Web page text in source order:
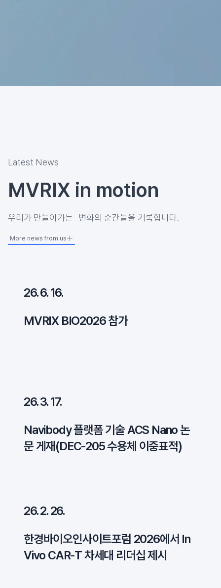
Latest News
MVRIX in motion
우리가 만들어가는 변화의 순간들을 기록합니다.
More news from us
26. 6. 16.
MVRIX BIO2026 참가
26. 3. 17.
Navibody 플랫폼 기술 ACS Nano 논
문 게재(DEC-205 수용체 이중표적)
26. 2. 26.
한경바이오인사이트포럼 2026에서 In
Vivo CAR-T 차세대 리더십 제시